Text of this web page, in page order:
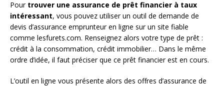
Pour trouver une assurance de prêt financier à taux
intéressant, vous pouvez utiliser un outil de demande de
devis d’assurance emprunteur en ligne sur un site fiable
comme lesfurets.com. Renseignez alors votre type de prêt :
crédit à la consommation, crédit immobilier… Dans le même
ordre d’idée, il faut préciser que ce prêt financier est en cours.
L’outil en ligne vous présente alors des offres d’assurance de